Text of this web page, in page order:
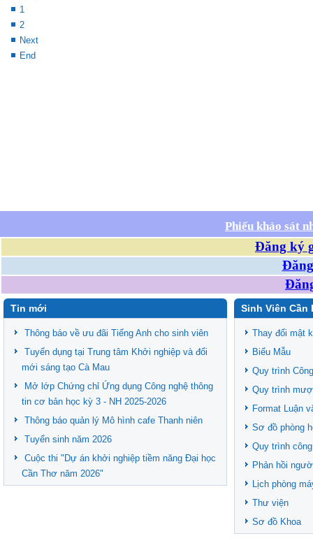
1
2
Next
End
Phiếu khảo sát
Đăng ký
Tin mới
Thông báo về ưu đãi Tiếng Anh cho sinh viên
Tuyển dụng tại Trung tâm Khởi nghiệp và đổi
mới sáng tạo Cà Mau
Mở lớp Chứng chỉ Ứng dụng Công nghệ thông
tin cơ bản học kỳ 3 - NH 2025-2026
Thông báo quản lý Mô hình cafe Thanh niên
Tuyển sinh năm 2026
Cuộc thi "Dự án khởi nghiệp tiềm năng Đại học
Cần Thơ năm 2026"
Sinh Viên Cần
Thay đổi mật
Biểu Mẫu
Quy trình
Quy trình
Format Luận
Sơ đồ phòng
Quy trình
Phản hồi
Lịch phòng
Thư viện
Sơ đồ Khoa